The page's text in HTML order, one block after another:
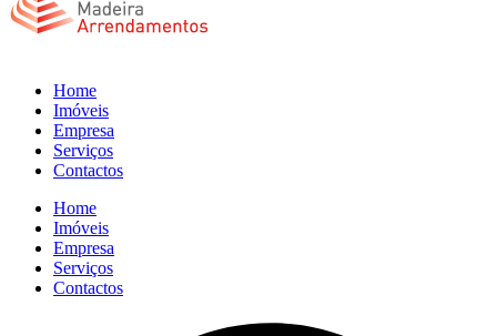
Home
Imóveis
Empresa
Serviços
Contactos
Home
Imóveis
Empresa
Serviços
Contactos